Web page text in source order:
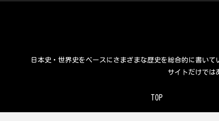
日本史・世界史をベースにさまざまな歴史を総合的に書い
サイトだけでは
TOP